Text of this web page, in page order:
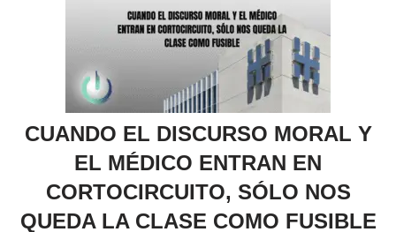
CUANDO EL DISCURSO MORAL Y
EL MÉDICO ENTRAN EN
CORTOCIRCUITO, SÓLO NOS
QUEDA LA CLASE COMO FUSIBLE